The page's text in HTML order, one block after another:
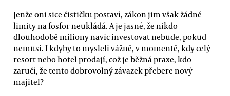
Jenže oni sice čističku postaví, zákon jim však žádné
limity na fosfor neukládá. A je jasné, že nikdo
dlouhodobě miliony navíc investovat nebude, pokud
nemusí. I kdyby to mysleli vážně, v momentě, kdy celý
resort nebo hotel prodají, což je běžná praxe, kdo
zaručí, že tento dobrovolný závazek přebere nový
majitel?